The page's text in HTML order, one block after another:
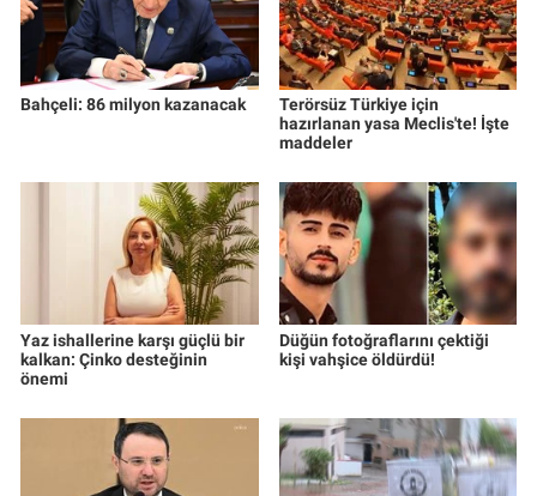
Bahçeli: 86 milyon kazanacak
Terörsüz Türkiye için
hazırlanan yasa Meclis'te! İşte
maddeler
Yaz ishallerine karşı güçlü bir
kalkan: Çinko desteğinin
önemi
Düğün fotoğraflarını çektiği
kişi vahşice öldürdü!